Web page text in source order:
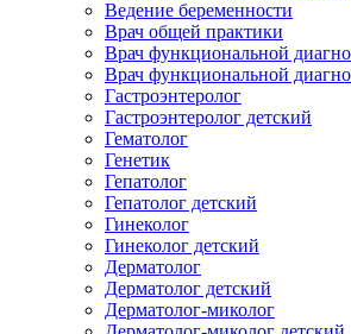
Ведение беременности
Врач общей практики
Врач функциональной
Врач функциональной
Гастроэнтеролог
Гастроэнтеролог детский
Гематолог
Генетик
Гепатолог
Гепатолог детский
Гинеколог
Гинеколог детский
Дерматолог
Дерматолог детский
Дерматолог-миколог